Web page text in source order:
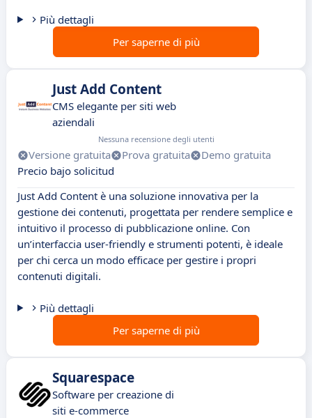
Più dettagli
Per saperne di più
Just Add Content
CMS elegante per siti web
aziendali
Nessuna recensione degli utenti
Versione gratuita Prova gratuita
Demo gratuita
Precio bajo solicitud
Just Add Content è una soluzione innovativa per la
gestione dei contenuti, progettata per rendere semplice e
intuitivo il processo di pubblicazione online. Con
un’interfaccia user-friendly e strumenti potenti, è ideale
per chi cerca un modo efficace per gestire i propri
contenuti digitali.
Più dettagli
Per saperne di più
Squarespace
Software per creazione di
siti e-commerce